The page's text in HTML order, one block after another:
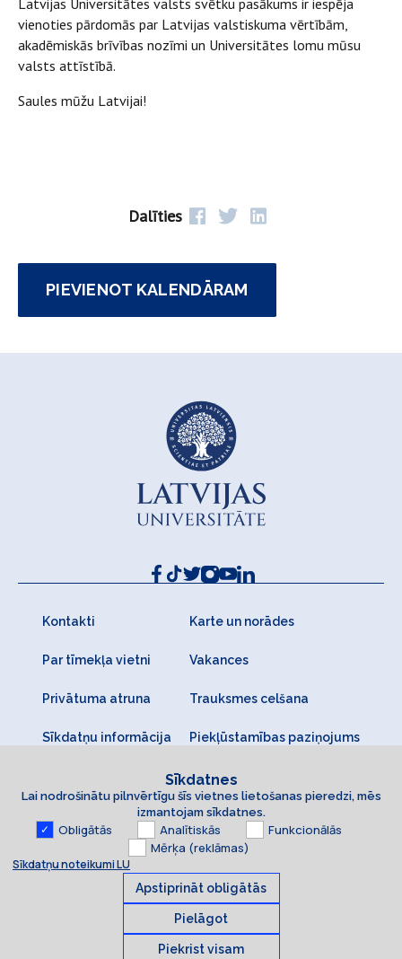
Latvijas Universitātes valsts svētku pasākums ir iespēja
vienoties pārdomās par Latvijas valstiskuma vērtībām,
akadēmiskās brīvības nozīmi un Universitātes lomu mūsu
valsts attīstībā.
Saules mūžu Latvijai!
Dalīties
PIEVIENOT KALENDĀRAM
Kontakti Karte un norādes
Par tīmekļa vietni Vakances
Privātuma atruna Trauksmes celšana
Sīkdatņu informācija Piekļūstamības paziņojums
Sīkdatnes
Lai nodrošinātu pilnvērtīgu šīs vietnes lietošanas pieredzi, mēs
izmantojam sīkdatnes.
Obligātās Analītiskās
Funkcionālās
Mērķa (reklāmas)
Sīkdatņu noteikumi LU
Apstiprināt obligātās
Pielāgot
Piekrist visam